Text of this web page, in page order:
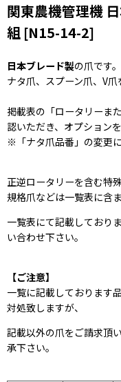
関東農機管理機
組 [N15-14-2]
日本ブレード製の爪です。
ナタ爪、スプーン爪、V爪
掲載表の「ロータリーま
認いただき、オプション
※「ナタ爪品番」の変更
正逆ロータリーを含む特
規格爪などは一覧表に含
一覧表にて記載しており
い合わせ下さい。
【ご注意】
一覧に記載しております
対処致しますが、
記載以外の爪をご請求頂
承下さい。